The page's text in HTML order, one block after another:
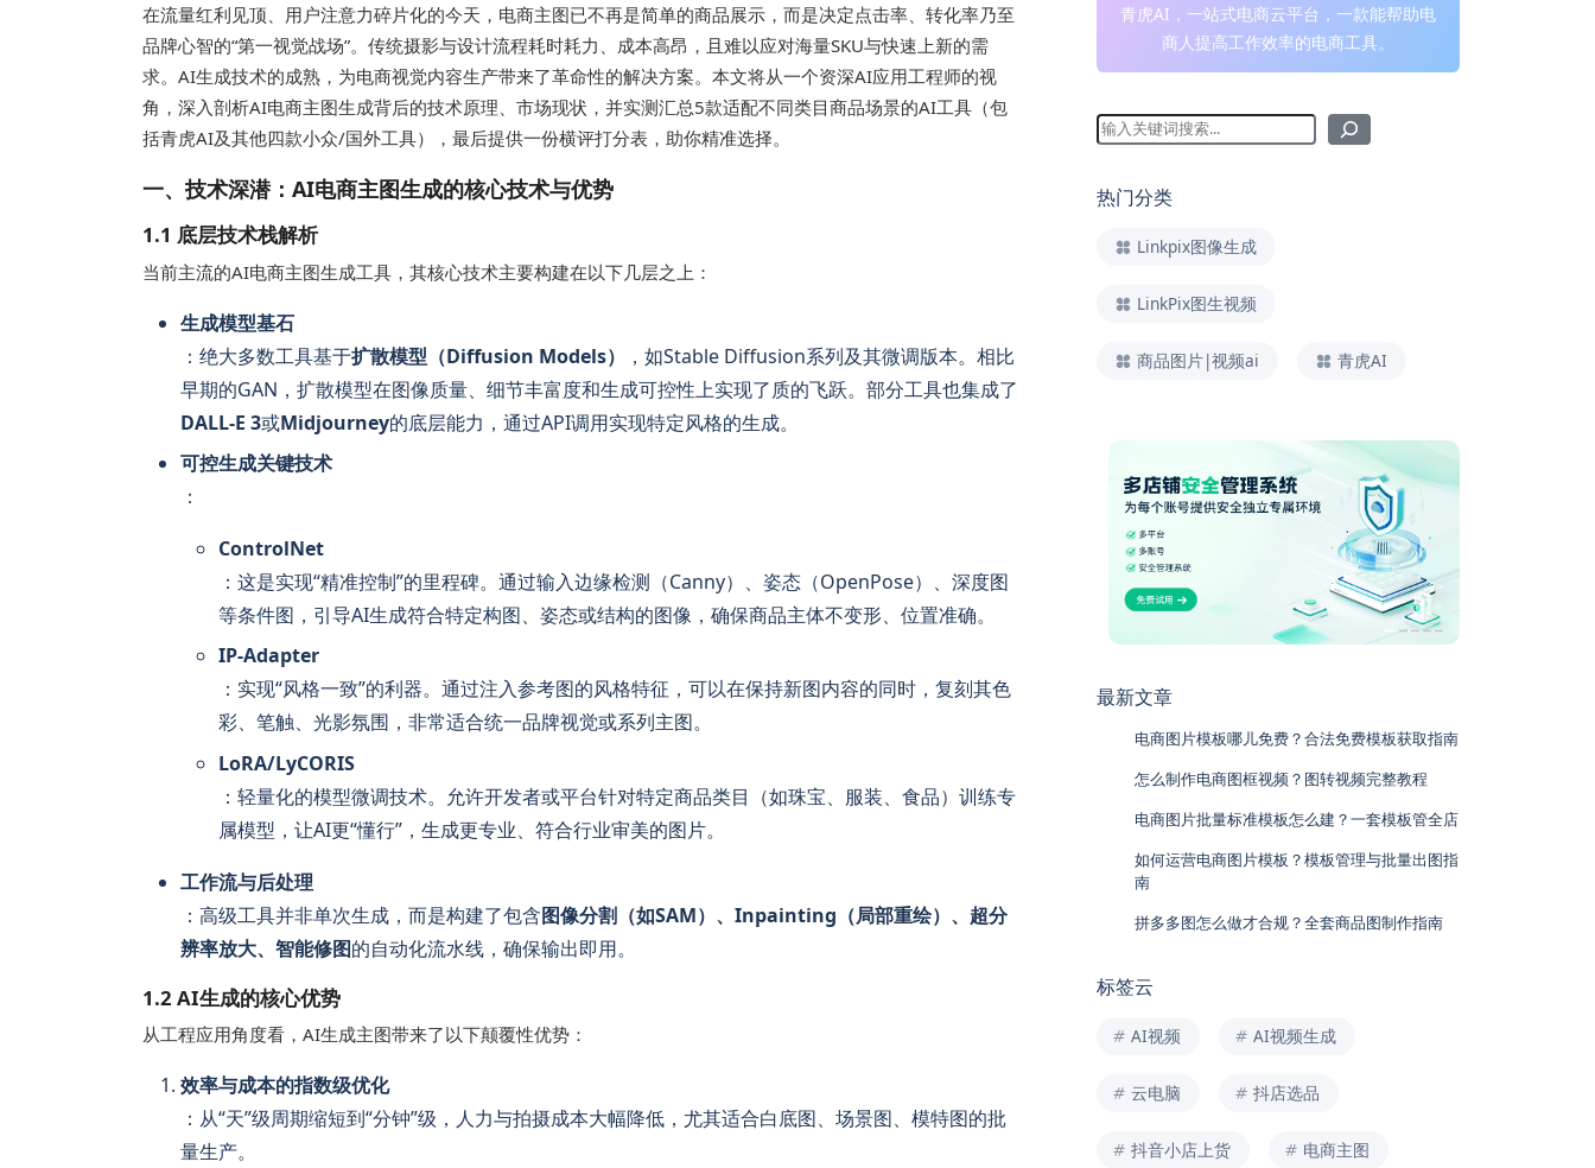
在流量红利见顶、用户注意力碎片化的今天，电商主图已不再是简单的商品展示，而是决定点击率、转化率乃至
品牌心智的“第一视觉战场”。传统摄影与设计流程耗时耗力、成本高昂，且难以应对海量SKU与快速上新的需
求。AI生成技术的成熟，为电商视觉内容生产带来了革命性的解决方案。本文将从一个资深AI应用工程师的视
角，深入剖析AI电商主图生成背后的技术原理、市场现状，并实测汇总5款适配不同类目商品场景的AI工具（包
括青虎AI及其他四款小众/国外工具），最后提供一份横评打分表，助你精准选择。
一、技术深潜：AI电商主图生成的核心技术与优势
1.1 底层技术栈解析
当前主流的AI电商主图生成工具，其核心技术主要构建在以下几层之上：
生成模型基石
：绝大多数工具基于扩散模型（Diffusion Models）
，如Stable Diffusion系列及其微调版本。相比
早期的GAN，扩散模型在图像质量、细节丰富度和生成可控性上实现了质的飞跃。部分工具也集成了
DALL-E 3或Midjourney的底层能力，通过API调用实现特定风格的生成。
可控生成关键技术
：
ControlNet
：这是实现“精准控制”的里程碑。通过输入边缘检测（Canny）、姿态（OpenPose）、深度图
等条件图，引导AI生成符合特定构图、姿态或结构的图像，确保商品主体不变形、位置准确。
IP-Adapter
：实现“风格一致”的利器。通过注入参考图的风格特征，可以在保持新图内容的同时，复刻其色
彩、笔触、光影氛围，非常适合统一品牌视觉或系列主图。
LoRA/LyCORIS
：轻量化的模型微调技术。允许开发者或平台针对特定商品类目（如珠宝、服装、食品）训练专
属模型，让AI更“懂行”，生成更专业、符合行业审美的图片。
工作流与后处理
：高级工具并非单次生成，而是构建了包含图像分割（如SAM）、Inpainting（局部重绘）、超分
辨率放大、智能修图的自动化流水线，确保输出即用。
1.2 AI生成的核心优势
从工程应用角度看，AI生成主图带来了以下颠覆性优势：
效率与成本的指数级优化
：从“天”级周期缩短到“分钟”级，人力与拍摄成本大幅降低，尤其适合白底图、场景图、模特图的批
量生产。
青虎AI，一站式电商云平台，一款能帮助电
商人提高工作效率的电商工具。
热门分类
Linkpix图像生成
LinkPix图生视频
商品图片|视频ai 青虎AI
最新文章
电商图片模板哪儿免费？合法免费模板获取指南
怎么制作电商图框视频？图转视频完整教程
电商图片批量标准模板怎么建？一套模板管全店
如何运营电商图片模板？模板管理与批量出图指
南
拼多多图怎么做才合规？全套商品图制作指南
标签云
AI视频 AI视频生成
云电脑 抖店选品
抖音小店上货 电商主图